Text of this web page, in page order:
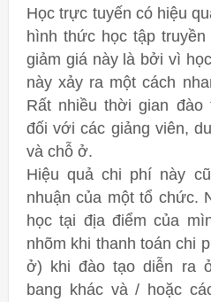
Học trực tuyến có hiệu
hình thức học tập
giảm giá này là bởi vì
này xảy ra một cách
Rất nhiều thời gian đào
đối với các giảng viên,
và chỗ ở.
Hiệu quả chi phí này
nhuận của một tổ chức.
học tại địa điểm của
nhõm khi thanh toán chi
ở) khi đào tạo diễn ra
bang khác và / hoặc